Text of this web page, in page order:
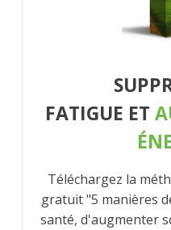
FATIGUE ET
Téléchargez la
gratuit "5 manières
santé, d'augmenter